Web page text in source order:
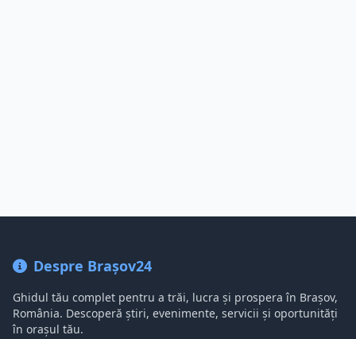
Despre Brașov24
Ghidul tău complet pentru a trăi, lucra și prospera în Brașov,
România. Descoperă știri, evenimente, servicii și oportunități
în orașul tău.